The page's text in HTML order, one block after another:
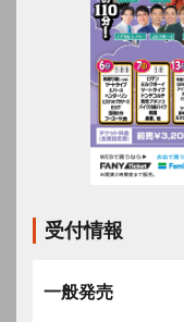
受付情報
一般発売